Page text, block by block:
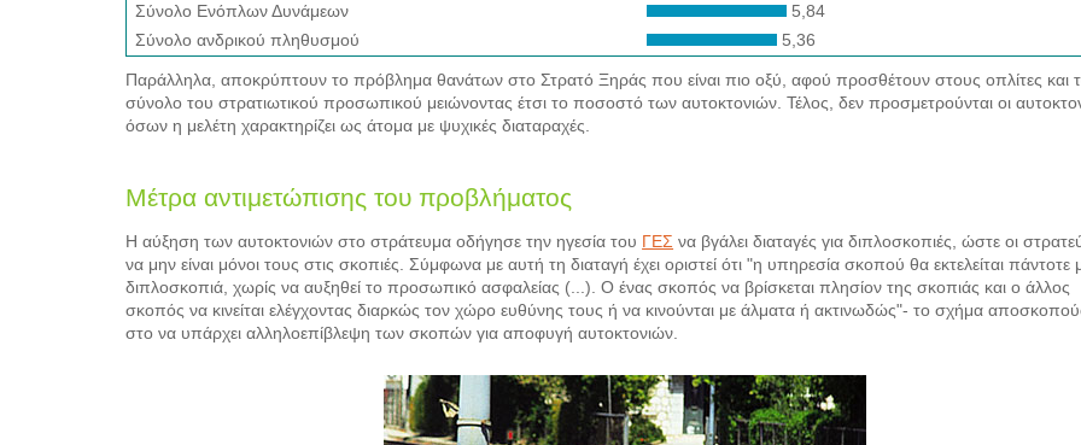
Σύνολο Ενόπλων Δυνάμεων
5,84
Σύνολο ανδρικού πληθυσμού
5,36
Παράλληλα, αποκρύπτουν το πρόβλημα θανάτων στο Στρατό Ξηράς που είναι πιο οξύ, αφού προσθέτουν στους οπλίτες και
σύνολο του στρατιωτικού προσωπικού μειώνοντας έτσι το ποσοστό των αυτοκτονιών. Τέλος, δεν προσμετρούνται οι
όσων η μελέτη χαρακτηρίζει ως άτομα με ψυχικές διαταραχές.
Μέτρα αντιμετώπισης του προβλήματος
Η αύξηση των αυτοκτονιών στο στράτευμα οδήγησε την ηγεσία του ΓΕΣ να βγάλει διαταγές για διπλοσκοπιές, ώστε οι
να μην είναι μόνοι τους στις σκοπιές. Σύμφωνα με αυτή τη διαταγή έχει οριστεί ότι "η υπηρεσία σκοπού θα εκτελείται πάντοτε
διπλοσκοπιά, χωρίς να αυξηθεί το προσωπικό ασφαλείας (...). Ο ένας σκοπός να βρίσκεται πλησίον της σκοπιάς και ο άλλος
σκοπός να κινείται ελέγχοντας διαρκώς τον χώρο ευθύνης τους ή να κινούνται με άλματα ή ακτινωδώς"- το σχήμα
στο να υπάρχει αλληλοεπίβλεψη των σκοπών για αποφυγή αυτοκτονιών.